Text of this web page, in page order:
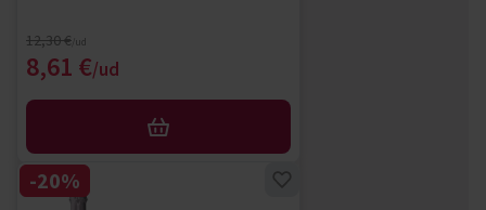
Special Price
8,61 €
Regular Price
12,30 €
AFEGIR
-20%